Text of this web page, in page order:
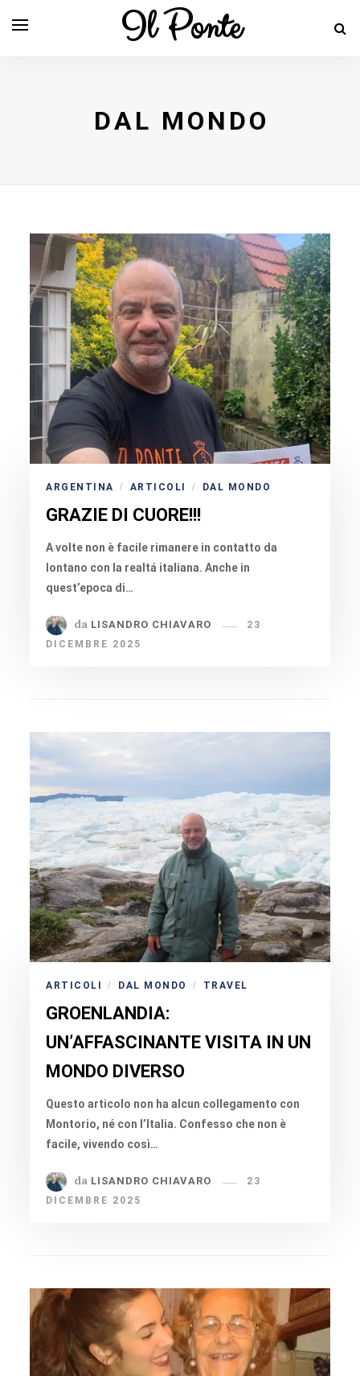
Il Ponte
DAL MONDO
ARGENTINA / ARTICOLI / DAL MONDO
GRAZIE DI CUORE!!!
A volte non è facile rimanere in contatto da
lontano con la realtá italiana. Anche in
quest’epoca di…
da LISANDRO CHIAVARO
23
DICEMBRE 2025
ARTICOLI / DAL MONDO / TRAVEL
GROENLANDIA:
UN’AFFASCINANTE VISITA IN UN
MONDO DIVERSO
Questo articolo non ha alcun collegamento con
Montorio, né con l’Italia. Confesso che non è
facile, vivendo così…
da LISANDRO CHIAVARO
23
DICEMBRE 2025